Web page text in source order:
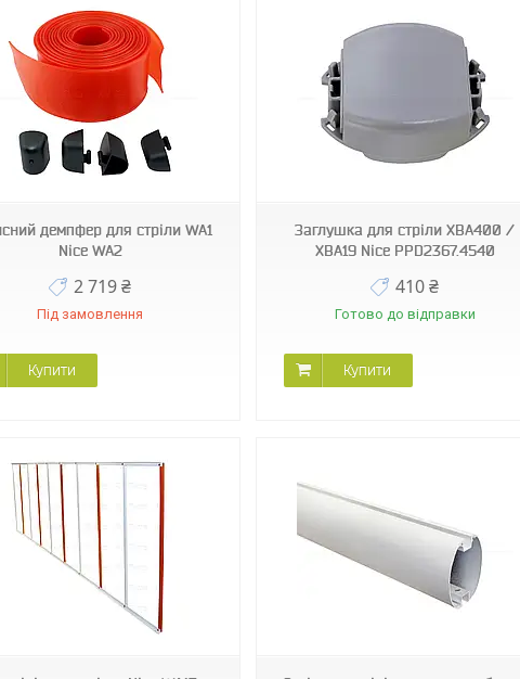
демпфер для стріли WA1
Nice WA2
2 719 ₴
Під замовлення
Купити
PPD2367.4540
Заглушка для стріли XBA400 /
XBA19 Nice PPD2367.4540
410 ₴
Готово до відправки
Купити
PRXB06A